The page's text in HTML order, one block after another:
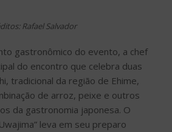
Rafael Salvador
gastronômico do evento, a chef
do encontro que celebra duas
tradicional da região de Ehime,
de arroz, peixe e outros
da gastronomia japonesa. O
leva em seu preparo